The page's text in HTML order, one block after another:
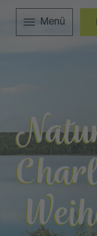
Menü